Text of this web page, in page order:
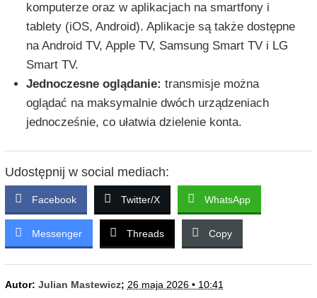
komputerze oraz w aplikacjach na smartfony i
tablety (iOS, Android). Aplikacje są także dostępne
na Android TV, Apple TV, Samsung Smart TV i LG
Smart TV.
Jednoczesne oglądanie: transmisje można
oglądać na maksymalnie dwóch urządzeniach
jednocześnie, co ułatwia dzielenie konta.
Udostępnij w social mediach:
Facebook Twitter/X WhatsApp
Messenger Threads Copy
Autor: Julian Mastewicz; 26 maja 2026 • 10:41